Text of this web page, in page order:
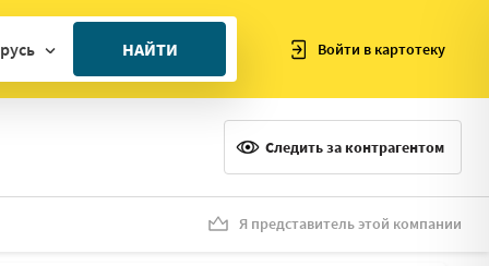
НАЙТИ Войти в картотеку
Следить за контрагентом
Я представитель этой компании